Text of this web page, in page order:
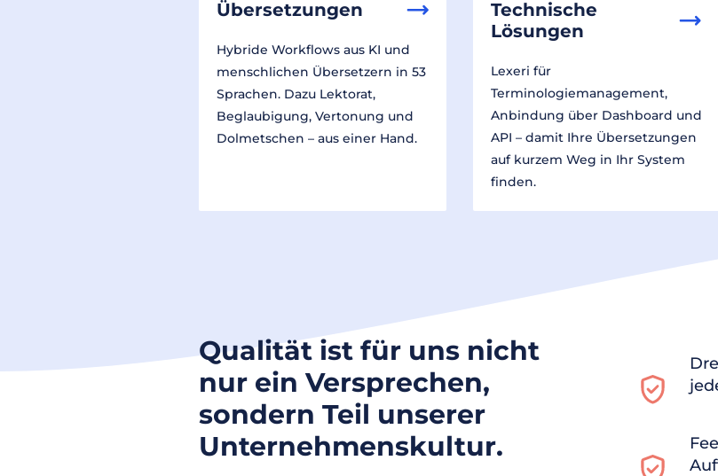
Übersetzungen
Hybride Workflows aus KI und
menschlichen Übersetzern in 53
Sprachen. Dazu Lektorat,
Beglaubigung, Vertonung und
Dolmetschen – aus einer Hand.
Technische
Lösungen
Lexeri für
Terminologiemanagement,
Anbindung über Dashboard und
API – damit Ihre Übersetzungen
auf kurzem Weg in Ihr System
finden.
Qualität ist für uns nicht
nur ein Versprechen,
sondern Teil unserer
Unternehmenskultur.